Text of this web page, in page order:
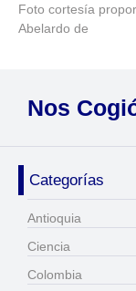
Foto cortesía
Abelardo de
Nos
Categorías
Antioquia
Ciencia
Colombia